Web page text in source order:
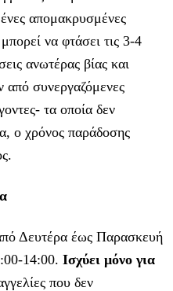
απομακρυσμένες
να φτάσει τις 3-4
ανωτέρας βίας και
συνεργαζόμενες
τα οποία δεν
ο χρόνος παράδοσης
Δευτέρα έως Παρασκευή
14:00. Ισχύει μόνο για
που δεν